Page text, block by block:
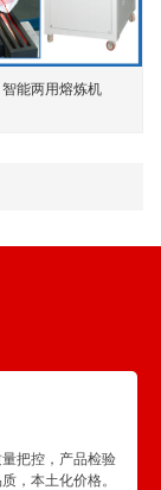
能两用熔炼机
把控，产品检验
，本土化价格。